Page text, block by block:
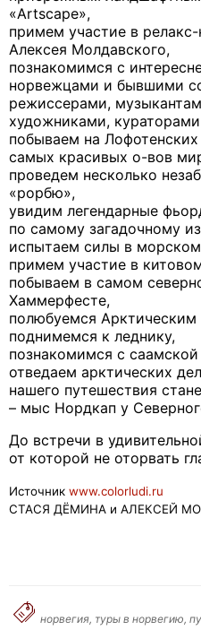
«Artscape»,
примем участие в
Алексея Молдавского,
познакомимся с
норвежцами и бывшими
режиссерами,
художниками,
побываем на
самых красивых о-вов
проведем несколько
«рорбю»,
увидим легендарные
по самому загадочному
испытаем силы в морском
примем участие в
побываем в самом
Хаммерфесте,
полюбуемся
поднимемся к леднику,
познакомимся с саамской
отведаем арктических
нашего путешествия
– мыс Нордкап у
До встречи в
от которой не оторвать
Источник www.colorludi.ru
СТАСЯ ДЁМИНА и АЛЕКСЕЙ
норвегия, туры в норвегию,